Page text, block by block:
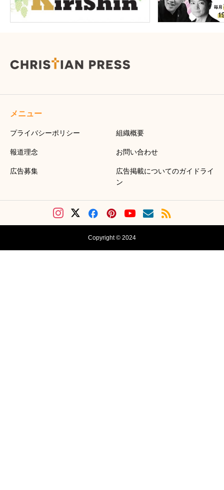
メニュー
プライバシーポリシー 組織概要
報道理念 お問い合わせ
広告募集
広告掲載についてのガイドライ
ン
Copyright © 2024